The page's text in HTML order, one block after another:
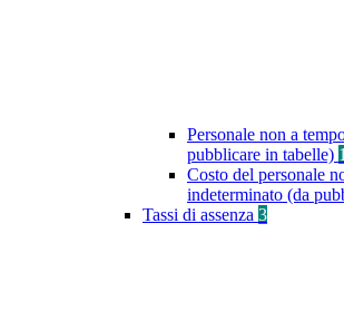
Personale non a
pubblicare in tabelle)
Costo del personale
indeterminato (da
Tassi di assenza 3